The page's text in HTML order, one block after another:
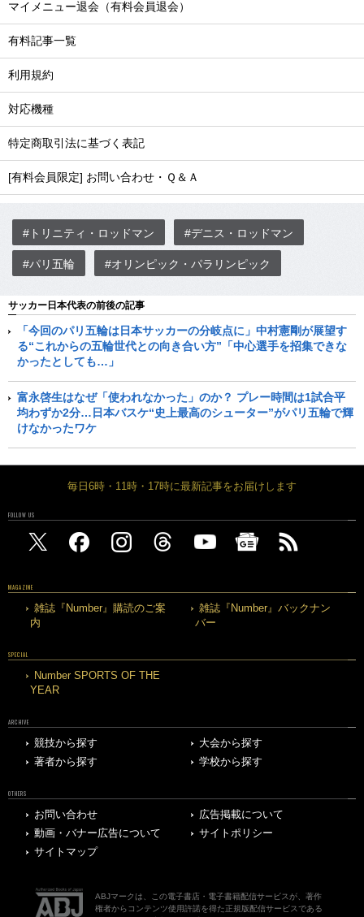
マイメニュー退会（有料会員退会）
有料記事一覧
利用規約
対応機種
特定商取引法に基づく表記
[有料会員限定] お問い合わせ・Ｑ＆Ａ
#トリニティ・ロッドマン #デニス・ロッドマン
#パリ五輪 #オリンピック・パラリンピック
サッカー日本代表の前後の記事
「今回のパリ五輪は日本サッカーの分岐点に」中村憲剛が展望す
る“これからの五輪世代との向き合い方”「中心選手を招集できな
かったとしても…」
富永啓生はなぜ「使われなかった」のか？ プレー時間は1試合平
均わずか2分…日本バスケ“史上最高のシューター”がパリ五輪で輝
けなかったワケ
毎日6時・11時・17時に最新記事をお届けします
FOLLOW US
MAGAZINE
雑誌『Number』購読のご案
内
雑誌『Number』バックナン
バー
SPECIAL
Number SPORTS OF THE
YEAR
ARCHIVE
競技から探す
大会から探す
著者から探す
学校から探す
OTHERS
お問い合わせ
広告掲載について
動画・バナー広告について
サイトポリシー
サイトマップ
ABJマークは、この電子書店・電子書籍配信サービスが、著作
権者からコンテンツ使用許諾を得た正規版配信サービスである